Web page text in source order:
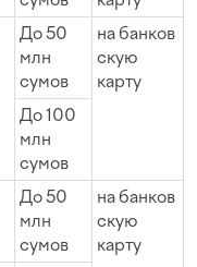
До 50
млн
сумов
на банков
скую
карту
До 100
млн
сумов
До 50
млн
сумов
на банков
скую
карту